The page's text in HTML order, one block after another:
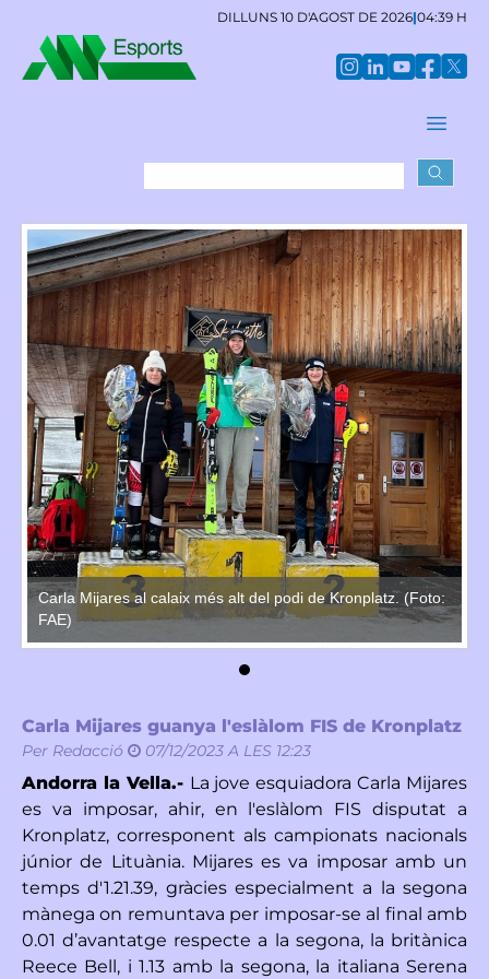
DILLUNS 10 D'AGOST DE 2026|04:39 H
Carla Mijares al calaix més alt del podi de Kronplatz. (Foto:
FAE)
Carla Mijares guanya l'eslàlom FIS de Kronplatz
Per Redacció 07/12/2023 A LES 12:23
Andorra la Vella.- La jove esquiadora Carla Mijares
es va imposar, ahir, en l'eslàlom FIS disputat a
Kronplatz, corresponent als campionats nacionals
júnior de Lituània. Mijares es va imposar amb un
temps d'1.21.39, gràcies especialment a la segona
mànega on remuntava per imposar-se al final amb
0.01 d’avantatge respecte a la segona, la britànica
Reece Bell, i 1.13 amb la segona, la italiana Serena